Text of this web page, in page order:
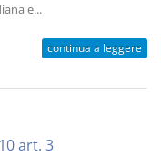
e...
continua a leggere
art. 3